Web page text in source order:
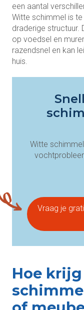
een aantal
Witte schimmel is te
draderige
op voedsel en
razendsnel en kan
huis.
Witte
Vraag je
Hoe